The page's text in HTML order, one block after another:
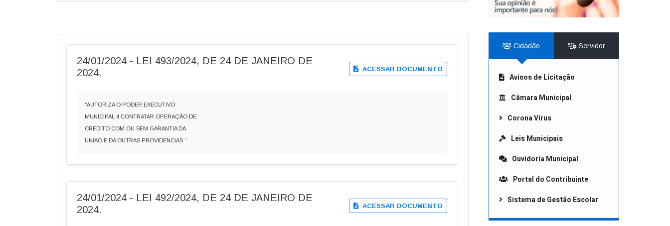
24/01/2024 - LEI 493/2024, DE 24 DE JANEIRO DE
2024.
ACESSAR DOCUMENTO
“AUTORIZA O PODER EXECUTIVO
MUNICIPAL 4 CONTRATAR OPERAÇÃO DE
CREDITO COM OU SEM GARANTIA DA
UNIAO E DA OUTRAS PROVIDENCIAS.”
24/01/2024 - LEI 492/2024, DE 24 DE JANEIRO DE
2024.
ACESSAR DOCUMENTO
Cidadão Servidor
Avisos de Licitação
Câmara Municipal
Corona Vírus
Leis Municipais
Ouvidoria Municipal
Portal do Contribuinte
Sistema de Gestão Escolar